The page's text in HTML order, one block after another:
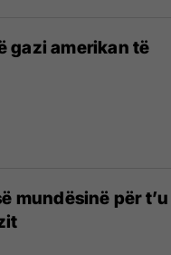
gazi amerikan të
mundësinë për t’u